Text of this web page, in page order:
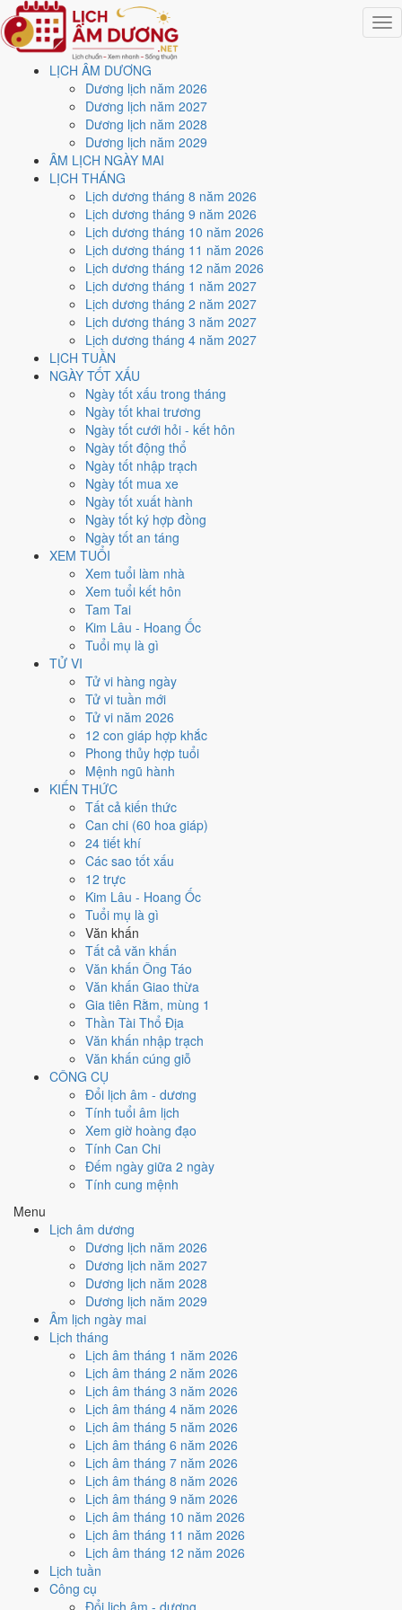
LỊCH ÂM DƯƠNG
Dương lịch năm 2026
Dương lịch năm 2027
Dương lịch năm 2028
Dương lịch năm 2029
ÂM LỊCH NGÀY MAI
LỊCH THÁNG
Lịch dương tháng 8 năm 2026
Lịch dương tháng 9 năm 2026
Lịch dương tháng 10 năm 2026
Lịch dương tháng 11 năm 2026
Lịch dương tháng 12 năm 2026
Lịch dương tháng 1 năm 2027
Lịch dương tháng 2 năm 2027
Lịch dương tháng 3 năm 2027
Lịch dương tháng 4 năm 2027
LỊCH TUẦN
NGÀY TỐT XẤU
Ngày tốt xấu trong tháng
Ngày tốt khai trương
Ngày tốt cưới hỏi - kết hôn
Ngày tốt động thổ
Ngày tốt nhập trạch
Ngày tốt mua xe
Ngày tốt xuất hành
Ngày tốt ký hợp đồng
Ngày tốt an táng
XEM TUỔI
Xem tuổi làm nhà
Xem tuổi kết hôn
Tam Tai
Kim Lâu - Hoang Ốc
Tuổi mụ là gì
TỬ VI
Tử vi hàng ngày
Tử vi tuần mới
Tử vi năm 2026
12 con giáp hợp khắc
Phong thủy hợp tuổi
Mệnh ngũ hành
KIẾN THỨC
Tất cả kiến thức
Can chi (60 hoa giáp)
24 tiết khí
Các sao tốt xấu
12 trực
Kim Lâu - Hoang Ốc
Tuổi mụ là gì
Văn khấn
Tất cả văn khấn
Văn khấn Ông Táo
Văn khấn Giao thừa
Gia tiên Rằm, mùng 1
Thần Tài Thổ Địa
Văn khấn nhập trạch
Văn khấn cúng giỗ
CÔNG CỤ
Đổi lịch âm - dương
Tính tuổi âm lịch
Xem giờ hoàng đạo
Tính Can Chi
Đếm ngày giữa 2 ngày
Tính cung mệnh
Menu
Lịch âm dương
Dương lịch năm 2026
Dương lịch năm 2027
Dương lịch năm 2028
Dương lịch năm 2029
Âm lịch ngày mai
Lịch tháng
Lịch âm tháng 1 năm 2026
Lịch âm tháng 2 năm 2026
Lịch âm tháng 3 năm 2026
Lịch âm tháng 4 năm 2026
Lịch âm tháng 5 năm 2026
Lịch âm tháng 6 năm 2026
Lịch âm tháng 7 năm 2026
Lịch âm tháng 8 năm 2026
Lịch âm tháng 9 năm 2026
Lịch âm tháng 10 năm 2026
Lịch âm tháng 11 năm 2026
Lịch âm tháng 12 năm 2026
Lịch tuần
Công cụ
Đổi lịch âm - dương
Trang chủ
Lịch năm 2036
Tháng 5/2036
Ngày 24/5/2036 (Tân Mão)
Xem ngày24/5/2036
lịch - Ngày 29/4 âm lịch
(Tân Mão) tốt hay xấu?
Ngày 24/5/2036 dương lịch (Thứ Bảy) là ngày 29/4/2036 âm lịch
Tân Mão- Can khắc Chi, Trực Khai, Sao Nữ, nạp âm Tùng
Bách Mộc. Tổng hòa, đây làNgày Bình Hòavới điểm trung bình
cho các việc quan trọng. Giờ Hoàng Đạo trong ngày:
Mão, Ngọ, Mùi, Dậu
Ngày Dương
Tháng 5 năm 2036
Tháng 4 âm năm 2036
Tiết Tiểu Mãn
Mậu Tý
Bính Thìn
Ngày Tân Mão có TrựcKhai(ngày khai mở, bắt đầu mới) nhưng gặp
Huyền Vũ hắc đạo. Điểm trung bình 7 việc chính
Ngày Bình Hòa, phù hợp với công việc thường ngày.
Mùi, Hợi, Tuấthợp ngày; tuổi
Ngày 24/5/2036 tốt hay xấu cho
việc gì?
Ngày 24/5/2036 đạt5.7/10 trung bình cho 7 việc chính: cao nhất là
Mở kho - xuất hàng (8/10)
Trực Khai (ngày khai mở, bắt đầu mới) nhưng gặp Sao Huyền Vũ hắc
đạo nên điểm từng việc chênh nhau như bảng dưới.
Cưới hỏi - đính hôn
Tốt
Cưới hỏi - đính hôn hôm nay ở
, nhưng Ngày Hắc Đạo kéo giảm điểm.
Cách tính ngày tốt
Khai trương - mở cửa hàng
Tốt
Khai trương - mở cửa hàng hôm nay ở
Trực Khai, nhưng Ngày Hắc Đạo kéo giảm điểm.
Cách tính ngày tốt
Ký hợp đồng - giao ước
Trung bình
Ký hợp đồng - giao ước hôm nay ở
Ngày Hắc Đạogây bất lợi.
Cách tính ngày tốt
🏗️
Động thổ - khởi công
Tốt
Động thổ - khởi công hôm nay ở
, nhưng Ngày Hắc Đạo kéo giảm điểm.
Cách tính ngày tốt
🏡 Nhập trạch - vào nhà mới
Tốt
Nhập trạch - vào nhà mới hôm nay ở
Trực Khai, nhưng Ngày Hắc Đạo kéo giảm điểm.
Cách tính ngày tốt
Mua xe - tậu xe
Tốt
Mua xe - tậu xe hôm nay ởmức tốt (6/10)
nhưng Ngày Hắc Đạo kéo giảm điểm.
Cách tính ngày tốt
Xuất hành - đi xa
Tốt
Xuất hành - đi xa hôm nay ở
nhưng Ngày Hắc Đạo kéo giảm điểm.